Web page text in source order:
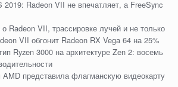
2019: Radeon VII не впечатляет, а FreeSync
Radeon VII, трассировке лучей и не только
VII обгонит Radeon RX Vega 64 на 25%
Ryzen 3000 на архитектуре Zen 2: восемь
представила флагманскую видеокарту